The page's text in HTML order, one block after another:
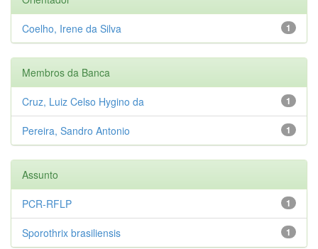
1
Coelho, Irene da Silva
Membros da Banca
1
Cruz, Luiz Celso Hygino da
1
Pereira, Sandro Antonio
Assunto
1
PCR-RFLP
1
Sporothrix brasiliensis